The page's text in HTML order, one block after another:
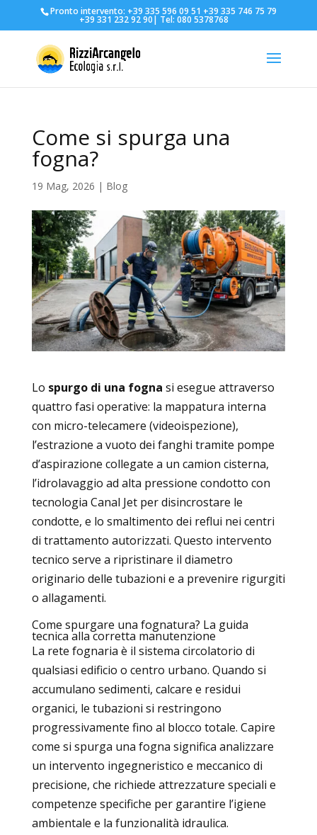
Pronto intervento: +39 335 596 09 51 +39 335 746 75 79
+39 331 232 92 90| Tel: 080 5378768
Come si spurga una
fogna?
19 Mag, 2026 | Blog
Lo spurgo di una fogna si esegue attraverso
quattro fasi operative: la mappatura interna
con micro-telecamere (videoispezione),
l’estrazione a vuoto dei fanghi tramite pompe
d’aspirazione collegate a un camion cisterna,
l’idrolavaggio ad alta pressione condotto con
tecnologia Canal Jet per disincrostare le
condotte, e lo smaltimento dei reflui nei centri
di trattamento autorizzati. Questo intervento
tecnico serve a ripristinare il diametro
originario delle tubazioni e a prevenire rigurgiti
o allagamenti.
Come spurgare una fognatura? La guida
tecnica alla corretta manutenzione
La rete fognaria è il sistema circolatorio di
qualsiasi edificio o centro urbano. Quando si
accumulano sedimenti, calcare e residui
organici, le tubazioni si restringono
progressivamente fino al blocco totale. Capire
come si spurga una fogna significa analizzare
un intervento ingegneristico e meccanico di
precisione, che richiede attrezzature speciali e
competenze specifiche per garantire l’igiene
ambientale e la funzionalità idraulica.